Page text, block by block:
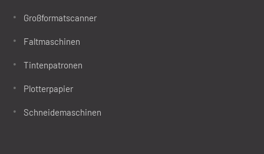
Großformatscanner
Faltmaschinen
Tintenpatronen
Plotterpapier
Schneidemaschinen